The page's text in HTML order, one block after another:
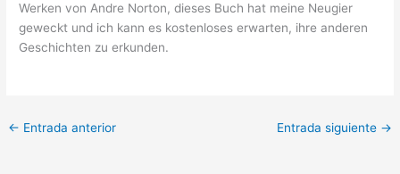
Werken von Andre Norton, dieses Buch hat meine Neugier
geweckt und ich kann es kostenloses erwarten, ihre anderen
Geschichten zu erkunden.
← Entrada anterior Entrada siguiente →